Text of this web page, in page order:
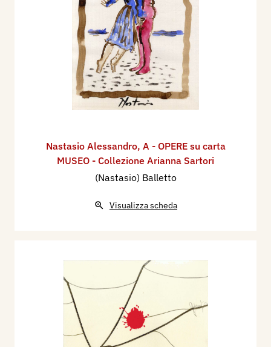
Nastasio Alessandro, A - OPERE su carta
MUSEO - Collezione Arianna Sartori
(Nastasio) Balletto
Visualizza scheda